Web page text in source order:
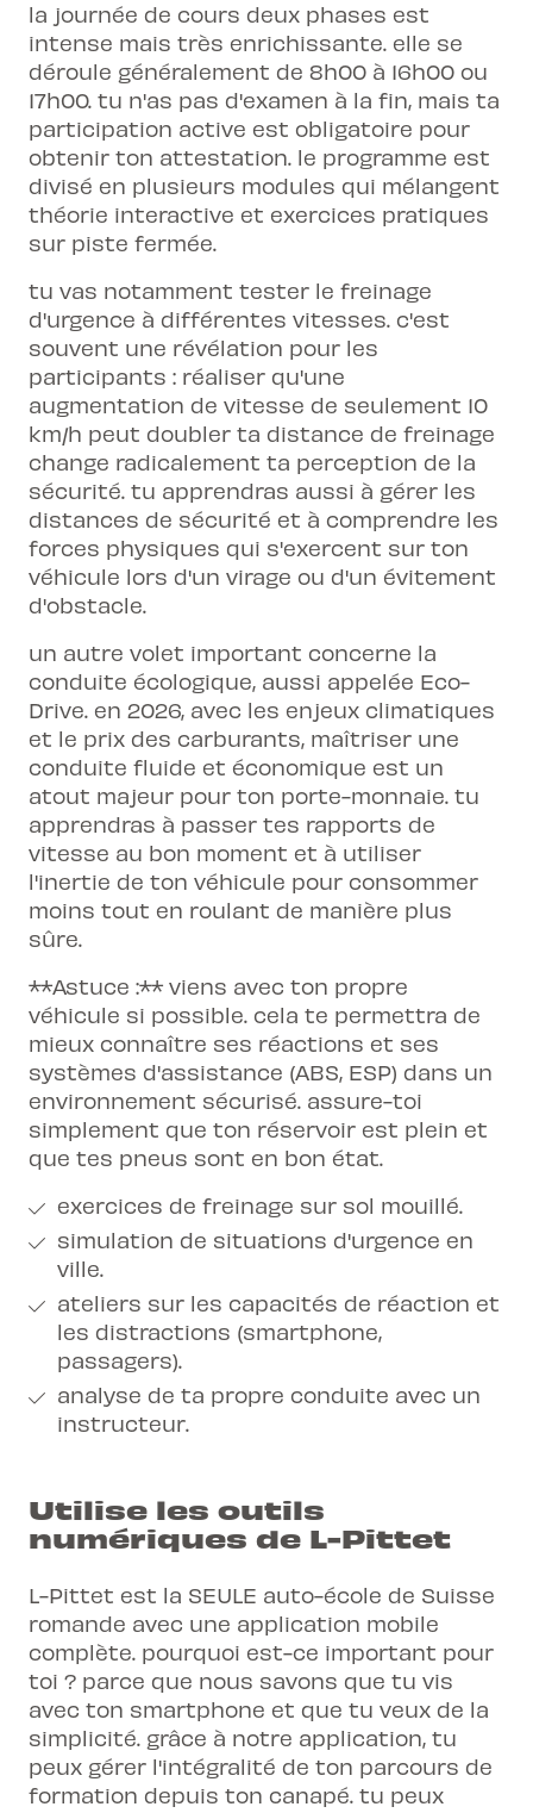
la journée de cours deux phases est
intense mais très enrichissante. elle se
déroule généralement de 8h00 à 16h00 ou
17h00. tu n'as pas d'examen à la fin, mais ta
participation active est obligatoire pour
obtenir ton attestation. le programme est
divisé en plusieurs modules qui mélangent
théorie interactive et exercices pratiques
sur piste fermée.
tu vas notamment tester le freinage
d'urgence à différentes vitesses. c'est
souvent une révélation pour les
participants : réaliser qu'une
augmentation de vitesse de seulement 10
km/h peut doubler ta distance de freinage
change radicalement ta perception de la
sécurité. tu apprendras aussi à gérer les
distances de sécurité et à comprendre les
forces physiques qui s'exercent sur ton
véhicule lors d'un virage ou d'un évitement
d'obstacle.
un autre volet important concerne la
conduite écologique, aussi appelée Eco-
Drive. en 2026, avec les enjeux climatiques
et le prix des carburants, maîtriser une
conduite fluide et économique est un
atout majeur pour ton porte-monnaie. tu
apprendras à passer tes rapports de
vitesse au bon moment et à utiliser
l'inertie de ton véhicule pour consommer
moins tout en roulant de manière plus
sûre.
**Astuce :** viens avec ton propre
véhicule si possible. cela te permettra de
mieux connaître ses réactions et ses
systèmes d'assistance (ABS, ESP) dans un
environnement sécurisé. assure-toi
simplement que ton réservoir est plein et
que tes pneus sont en bon état.
exercices de freinage sur sol mouillé.
simulation de situations d'urgence en
ville.
ateliers sur les capacités de réaction et
les distractions (smartphone,
passagers).
analyse de ta propre conduite avec un
instructeur.
Utilise les outils
numériques de L-Pittet
L-Pittet est la SEULE auto-école de Suisse
romande avec une application mobile
complète. pourquoi est-ce important pour
toi ? parce que nous savons que tu vis
avec ton smartphone et que tu veux de la
simplicité. grâce à notre application, tu
peux gérer l'intégralité de ton parcours de
formation depuis ton canapé. tu peux